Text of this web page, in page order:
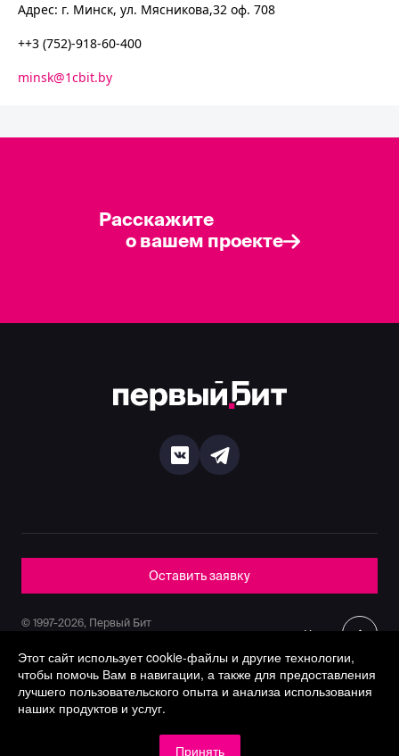
Адрес: г. Минск, ул. Мясникова,32 оф. 708
++3 (752)-918-60-400
minsk@1cbit.by
Расскажите
о вашем проекте
© 1997-2026, Первый Бит
Наверх
Оставить заявку
Этот сайт использует cookie-файлы и другие технологии,
чтобы помочь Вам в навигации, а также для предоставления
лучшего пользовательского опыта и анализа использования
наших продуктов и услуг.
Принять